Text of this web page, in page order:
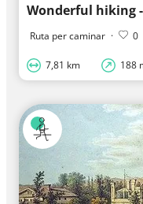
Wonderful hiking
Ruta per caminar · 0
7,81 km 188